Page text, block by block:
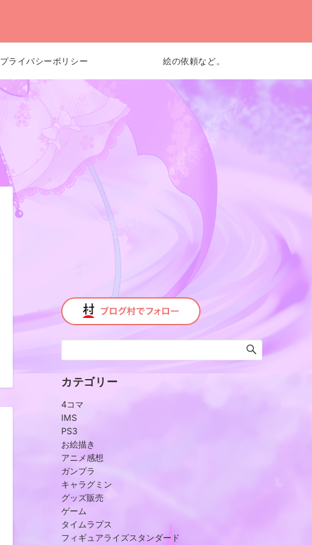
プライバシーポリシー 絵の依頼など。
カテゴリー
4コマ
IMS
PS3
お絵描き
アニメ感想
ガンプラ
キャラグミン
グッズ販売
ゲーム
タイムラプス
フィギュアライズスタンダード